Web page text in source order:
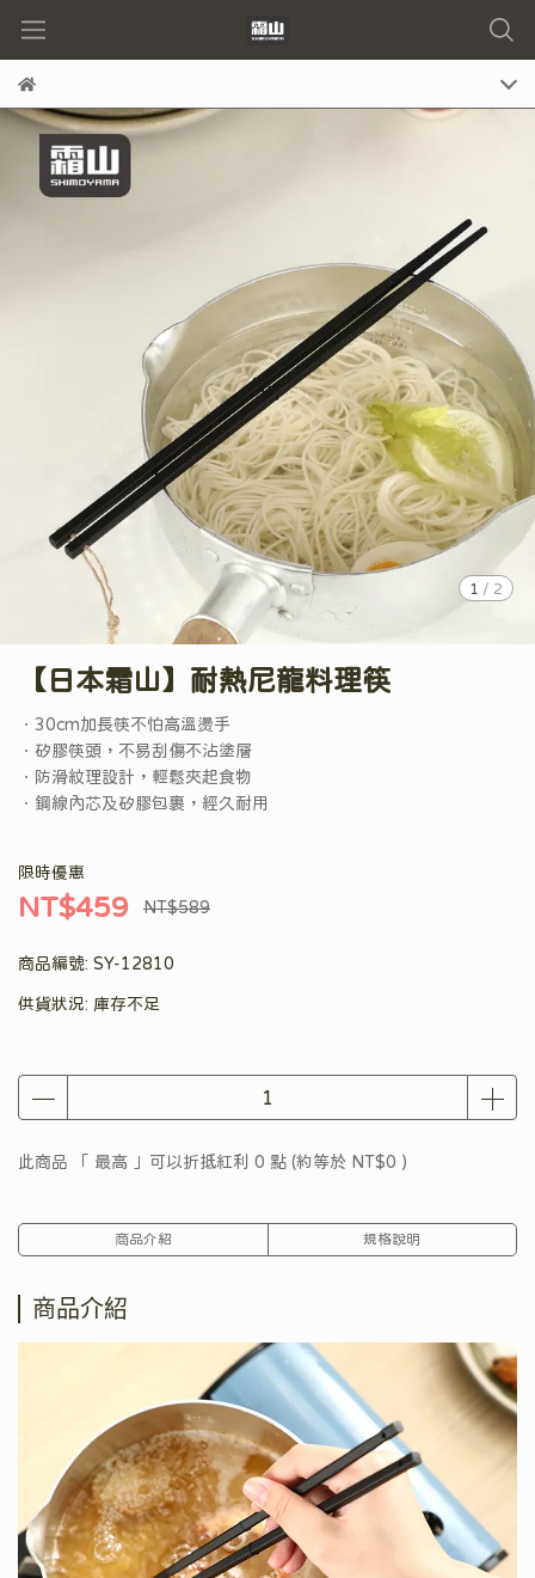
1 / 2
【日本霜山】耐熱尼龍料理筷
．30cm加長筷不怕高溫燙手
．矽膠筷頭，不易刮傷不沾塗層
．防滑紋理設計，輕鬆夾起食物
．鋼線內芯及矽膠包裹，經久耐用
限時優惠
NT$459 NT$589
商品編號: SY-12810
供貨狀況: 庫存不足
此商品 「 最高 」可以折抵紅利 0 點 (約等於 NT$0 )
商品介紹 規格說明
商品介紹